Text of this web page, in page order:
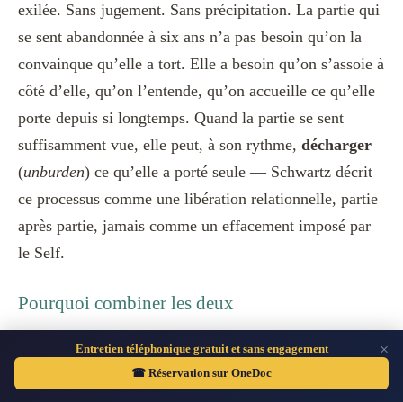
exilée. Sans jugement. Sans précipitation. La partie qui
se sent abandonnée à six ans n’a pas besoin qu’on la
convainque qu’elle a tort. Elle a besoin qu’on s’assoie à
côté d’elle, qu’on l’entende, qu’on accueille ce qu’elle
porte depuis si longtemps. Quand la partie se sent
suffisamment vue, elle peut, à son rythme, décharger
(unburden) ce qu’elle a porté seule — Schwartz décrit
ce processus comme une libération relationnelle, partie
après partie, jamais comme un effacement imposé par
le Self.
Pourquoi combiner les deux
L’hypnose ericksonienne propose l’état de conscience
qui ouvre l’accès. Le travail avec les parties de soi
×
Entretien téléphonique gratuit et sans engagement
☎ Réservation sur OneDoc